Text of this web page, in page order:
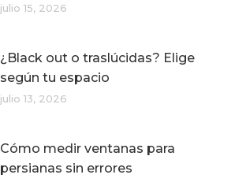
julio 15, 2026
¿Black out o traslúcidas? Elige
según tu espacio
julio 13, 2026
Cómo medir ventanas para
persianas sin errores